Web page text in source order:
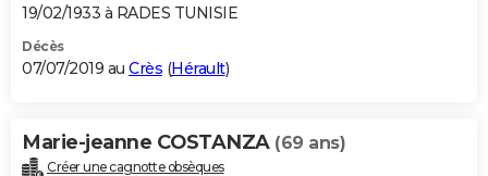
19/02/1933 à RADES TUNISIE
Décès
07/07/2019 au Crès (Hérault)
Marie-jeanne COSTANZA (69 ans)
Créer une cagnotte obsèques